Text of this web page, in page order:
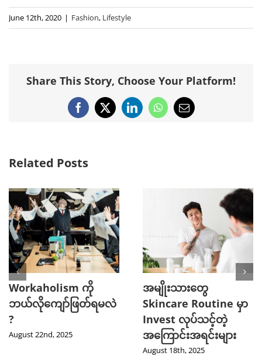
June 12th, 2020 | Fashion, Lifestyle
Share This Story, Choose Your Platform!
Facebook
X LinkedInWhatsApp
Email
Related Posts
Workaholism ကို
ဘယ်လိုကျော်ဖြတ်ရမလဲ
?
August 22nd, 2025
အမျိုးသားတွေ
Skincare Routine မှာ
Invest လုပ်သင့်တဲ့
အကြောင်းအရင်းများ
August 18th, 2025